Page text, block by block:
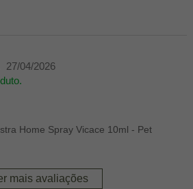
27/04/2026
Home Spray Vicace 10ml - Pet
mais avaliações